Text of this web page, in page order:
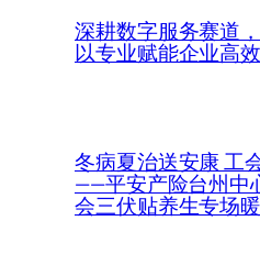
深耕数字服务赛道
以专业赋能企业高
冬病夏治送安康 工
——平安产险台州中
会三伏贴养生专场